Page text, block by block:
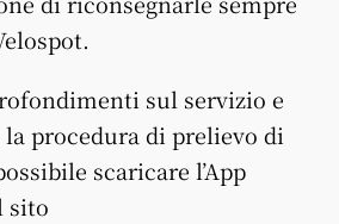
sul servizio e
procedura di prelievo di
scaricare l’App
sito